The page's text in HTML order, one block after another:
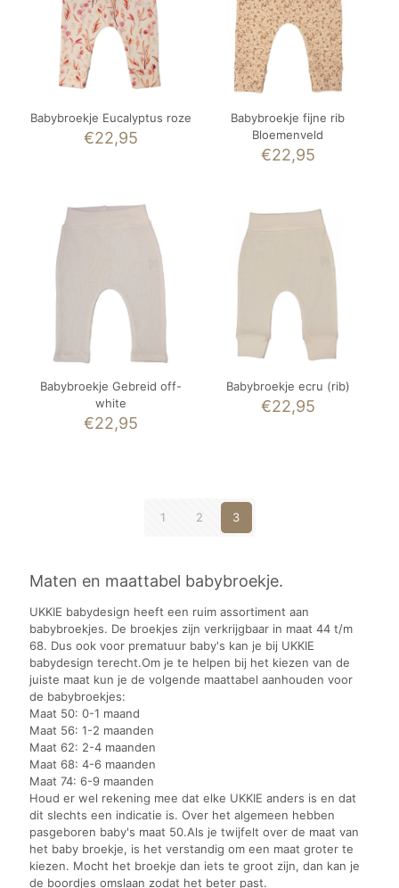
Babybroekje Eucalyptus roze
€22,95
Babybroekje fijne rib
Bloemenveld
€22,95
Babybroekje Gebreid off-
white
€22,95
Babybroekje ecru (rib)
€22,95
1 2 3
Maten en maattabel babybroekje.
UKKIE babydesign heeft een ruim assortiment aan
babybroekjes. De broekjes zijn verkrijgbaar in maat 44 t/m
68. Dus ook voor prematuur baby's kan je bij UKKIE
babydesign terecht.Om je te helpen bij het kiezen van de
juiste maat kun je de volgende maattabel aanhouden voor
de babybroekjes:
Maat 50: 0-1 maand
Maat 56: 1-2 maanden
Maat 62: 2-4 maanden
Maat 68: 4-6 maanden
Maat 74: 6-9 maanden
Houd er wel rekening mee dat elke UKKIE anders is en dat
dit slechts een indicatie is. Over het algemeen hebben
pasgeboren baby's maat 50.Als je twijfelt over de maat van
het baby broekje, is het verstandig om een maat groter te
kiezen. Mocht het broekje dan iets te groot zijn, dan kan je
de boordjes omslaan zodat het beter past.